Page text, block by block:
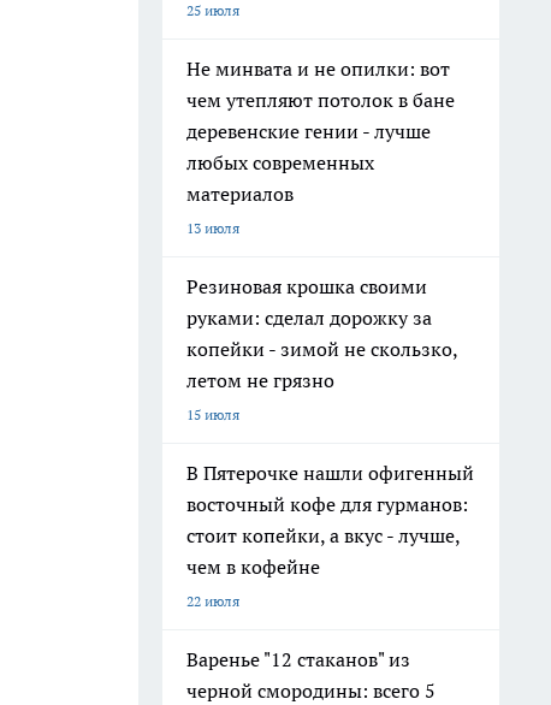
25 июля
Не минвата и не опилки: вот
чем утепляют потолок в бане
деревенские гении - лучше
любых современных
материалов
13 июля
Резиновая крошка своими
руками: сделал дорожку за
копейки - зимой не скользко,
летом не грязно
15 июля
В Пятерочке нашли офигенный
восточный кофе для гурманов:
стоит копейки, а вкус - лучше,
чем в кофейне
22 июля
Варенье "12 стаканов" из
черной смородины: всего 5